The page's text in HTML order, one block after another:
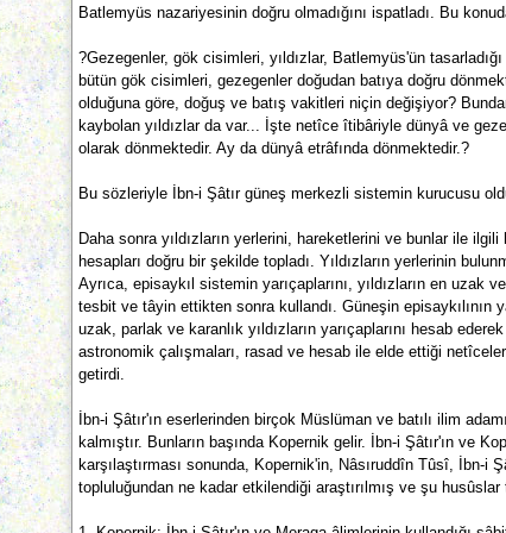
Batlemyüs nazariyesinin doğru olmadığını ispatladı. Bu
?Gezegenler, gök cisimleri, yıldızlar, Batlemyüs'ün
bütün gök cisimleri, gezegenler doğudan batıya doğru
olduğuna göre, doğuş ve batış vakitleri niçin değişiyor?
kaybolan yıldızlar da var... İşte netîce îtibâriyle dünyâ ve
olarak dönmektedir. Ay da dünyâ etrâfında dönmektedir.?
Bu sözleriyle İbn-i Şâtır güneş merkezli sistemin kurucusu
Daha sonra yıldızların yerlerini, hareketlerini ve bunlar ile ilgili
hesapları doğru bir şekilde topladı. Yıldızların yerlerinin
Ayrıca, episaykıl sistemin yarıçaplarını, yıldızların en uzak
tesbit ve tâyin ettikten sonra kullandı. Güneşin episaykılının
uzak, parlak ve karanlık yıldızların yarıçaplarını hesab
astronomik çalışmaları, rasad ve hesab ile elde ettiği
getirdi.
İbn-i Şâtır'ın eserlerinden birçok Müslüman ve batılı ilim
kalmıştır. Bunların başında Kopernik gelir. İbn-i Şâtır'ın ve
karşılaştırması sonunda, Kopernik'in, Nâsıruddîn Tûsî, İbn-i
topluluğundan ne kadar etkilendiği araştırılmış ve şu